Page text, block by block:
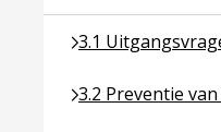
3.1
Ga naar pagina
3.2 Preventie
Ga naar pagina